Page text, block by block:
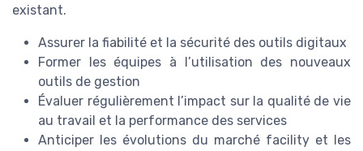
existant.
Assurer la fiabilité et la sécurité des outils digitaux
Former les équipes à l’utilisation des nouveaux
outils de gestion
Évaluer régulièrement l’impact sur la qualité de vie
au travail et la performance des services
Anticiper les évolutions du marché facility et les